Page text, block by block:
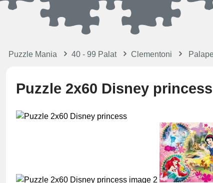
Puzzle Mania 40 - 99 Palat Clementoni
Puzzle 2x60 Disney princess